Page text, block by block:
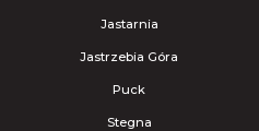
Jastarnia
Jastrzebia Góra
Puck
Stegna